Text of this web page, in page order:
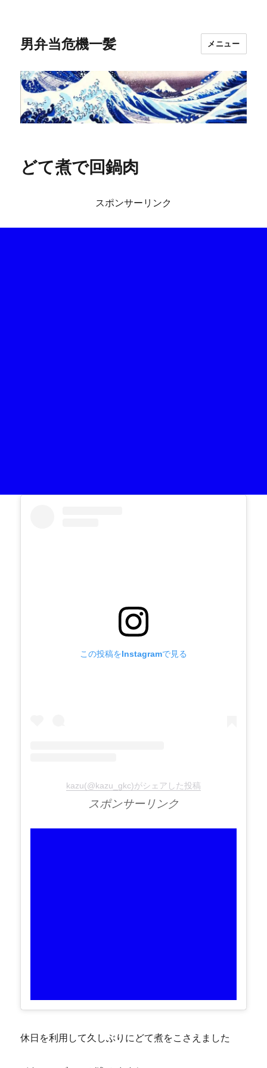
男弁当危機一髪 メニュー
どて煮で回鍋肉
スポンサーリンク
この投稿をInstagramで見る
kazu(@kazu_gkc)がシェアした投稿
スポンサーリンク
休日を利用して久しぶりにどて煮をこさえました